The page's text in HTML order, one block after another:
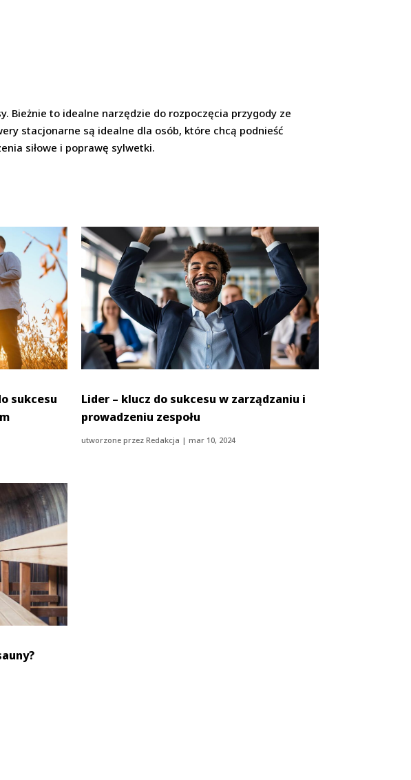
Bieżnie to idealne narzędzie do rozpoczęcia przygody ze
stacjonarne są idealne dla osób, które chcą podnieść
siłowe i poprawę sylwetki.
sukcesu
Lider – klucz do sukcesu w zarządzaniu i
prowadzeniu zespołu
utworzone przez Redakcja | mar 10, 2024